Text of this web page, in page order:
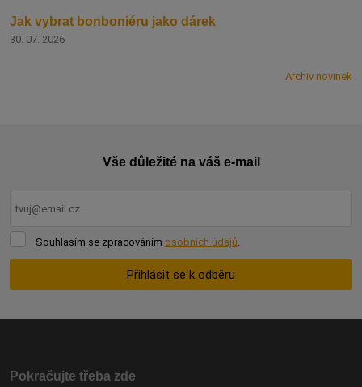
Jak vybrat bonboniéru jako dárek
30. 07. 2026
Archiv novinek
Vše důležité na váš e-mail
Souhlasím
Souhlasím se zpracováním osobních údajů.
Přihlásit se k odběru
odeslat.
Pokračujte třeba zde